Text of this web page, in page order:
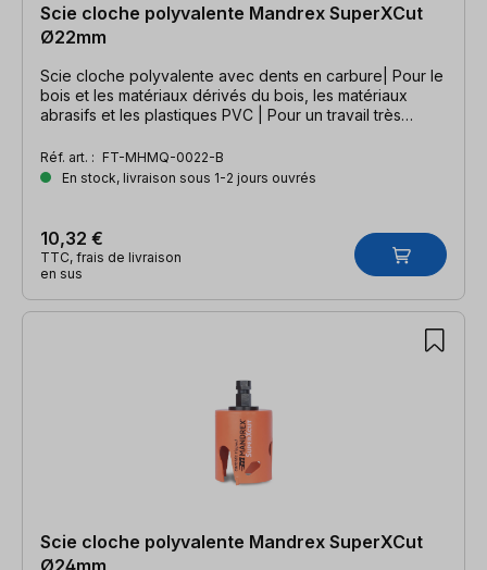
Scie cloche polyvalente Mandrex SuperXCut
Ø22mm
Scie cloche polyvalente avec dents en carbure| Pour le
bois et les matériaux dérivés du bois, les matériaux
abrasifs et les plastiques PVC | Pour un travail très
Réf. art. : FT-MHMQ-0022-B
En stock, livraison sous 1-2 jours ouvrés
10,32 €
TTC, frais de livraison
en sus
Scie cloche polyvalente Mandrex SuperXCut
Ø24mm